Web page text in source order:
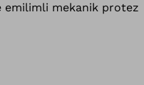
şekilde, bacağınızın
Taleo Vertical Shock
merdiven inme
de sönümler.
emilimli mekanik protez